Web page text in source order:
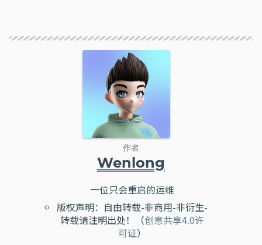
作者
Wenlong
一位只会重启的运维
版权声明：自由转载-非商用-非衍生-
转载请注明出处！（创意共享4.0许
可证）